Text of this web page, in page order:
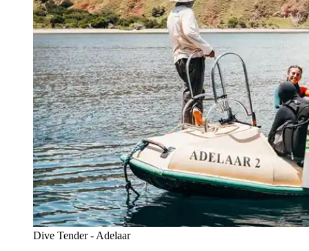
Dive Tender - Adelaar